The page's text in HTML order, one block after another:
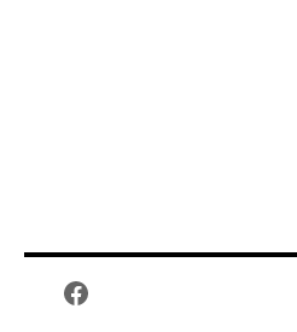
Facebook